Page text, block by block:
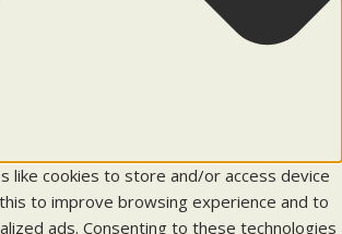
like cookies to store and/or access device
to improve browsing experience and to
ads. Consenting to these technologies